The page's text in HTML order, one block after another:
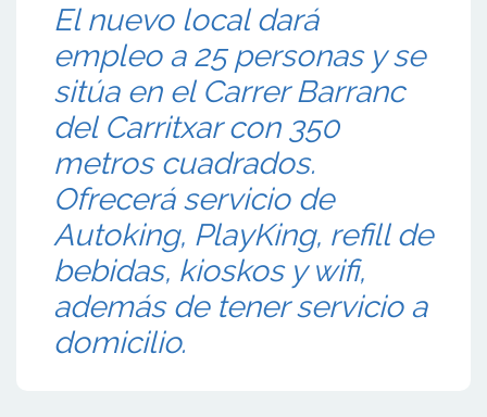
El nuevo local dará
empleo a 25 personas y se
sitúa en el Carrer Barranc
del Carritxar con 350
metros cuadrados.
Ofrecerá servicio de
Autoking, PlayKing, refill de
bebidas, kioskos y wifi,
además de tener servicio a
domicilio.